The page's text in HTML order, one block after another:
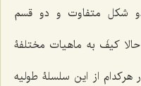
دو شکل متفاوت و دو قسم
کیفَ به ماهیات مختلفۀ
از این سلسلۀ طولیه